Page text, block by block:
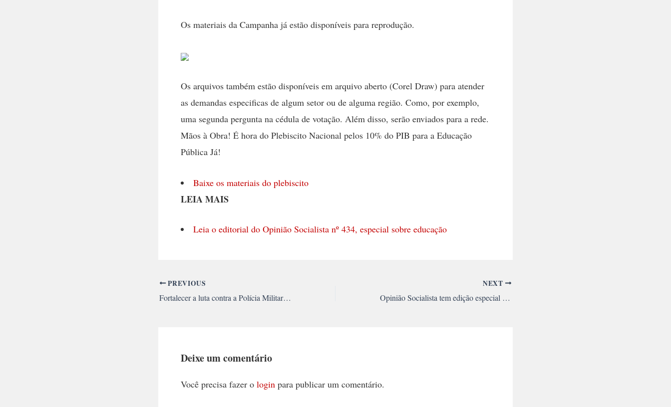
Os materiais da Campanha já estão disponíveis para reprodução.
Os arquivos também estão disponíveis em arquivo aberto (Corel Draw) para atender
as demandas especificas de algum setor ou de alguma região. Como, por exemplo,
uma segunda pergunta na cédula de votação. Além disso, serão enviados para a rede.
Mãos à Obra! É hora do Plebiscito Nacional pelos 10% do PIB para a Educação
Pública Já!
Baixe os materiais do plebiscito
LEIA MAIS
Leia o editorial do Opinião Socialista nº 434, especial sobre educação
PREVIOUS
Fortalecer a luta contra a Polícia Militar no campus da USP
NEXT
Opinião Socialista tem edição especial sobre educação
Deixe um comentário
Você precisa fazer o login para publicar um comentário.